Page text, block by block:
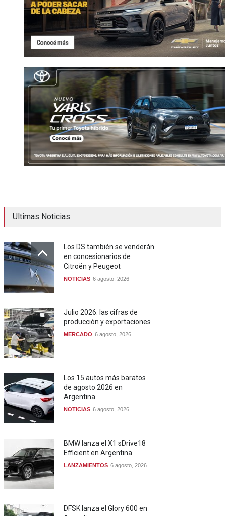
Ultimas Noticias
Los DS también se venderán
en concesionarios de
Citroën y Peugeot
NOTICIAS 6 agosto, 2026
Julio 2026: las cifras de
producción y exportaciones
MERCADO 6 agosto, 2026
Los 15 autos más baratos
de agosto 2026 en
Argentina
NOTICIAS 6 agosto, 2026
BMW lanza el X1 sDrive18
Efficient en Argentina
LANZAMIENTOS 6 agosto, 2026
DFSK lanza el Glory 600 en